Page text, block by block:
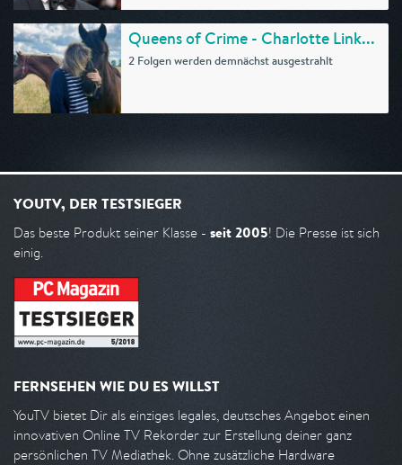
Queens of Crime - Charlotte Link...
2 Folgen werden demnächst ausgestrahlt
YOUTV, DER TESTSIEGER
Das beste Produkt seiner Klasse - seit 2005! Die Presse ist sich
einig.
FERNSEHEN WIE DU ES WILLST
YouTV bietet Dir als einziges legales, deutsches Angebot einen
innovativen Online TV Rekorder zur Erstellung deiner ganz
persönlichen TV Mediathek. Ohne zusätzliche Hardware